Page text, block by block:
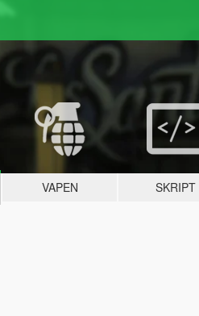
VAPEN SKRIPT